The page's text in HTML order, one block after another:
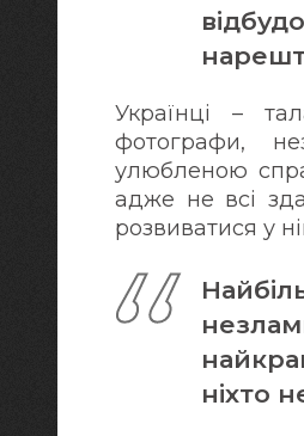
Українці –
фотографи,
улюбленою
адже не всі
розвиватися у
ніхто